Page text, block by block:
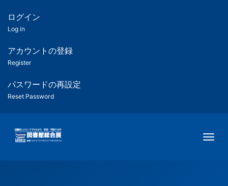
ツ
匿
名
ユ
ー
ー
用
メ
ログイン
Log in
アカウントの登録
Register
パスワードの再設定
Reset Password